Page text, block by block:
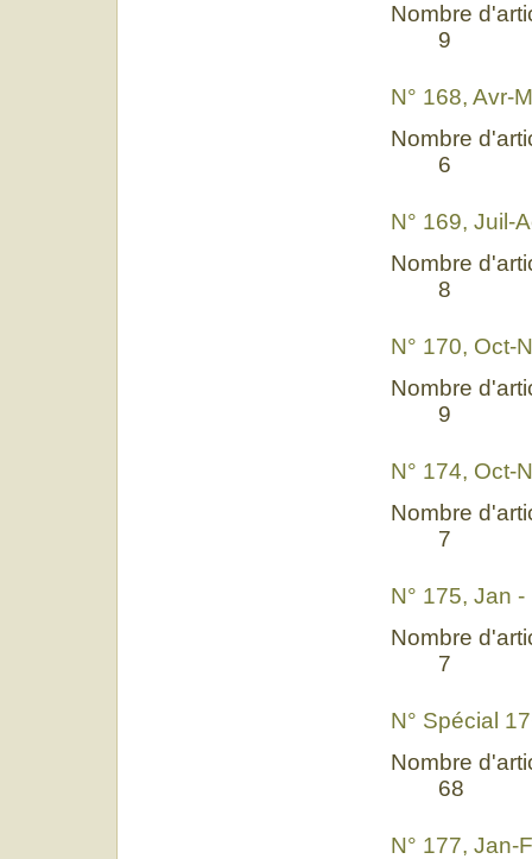
Nombre
9
N° 168, Avr-
Nombre
6
N° 169, Juil-
Nombre
8
N° 170, Oct-
Nombre
9
N° 174, Oct-
Nombre
7
N° 175, Jan
Nombre
7
N° Spécial
Nombre
68
N° 177, Jan-